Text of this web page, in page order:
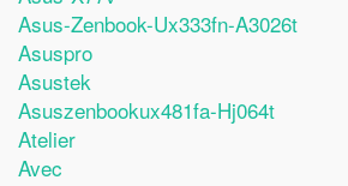
Asus-Zenbook-Ux333fn-A3026t
Asuspro
Asustek
Asuszenbookux481fa-Hj064t
Atelier
Avec